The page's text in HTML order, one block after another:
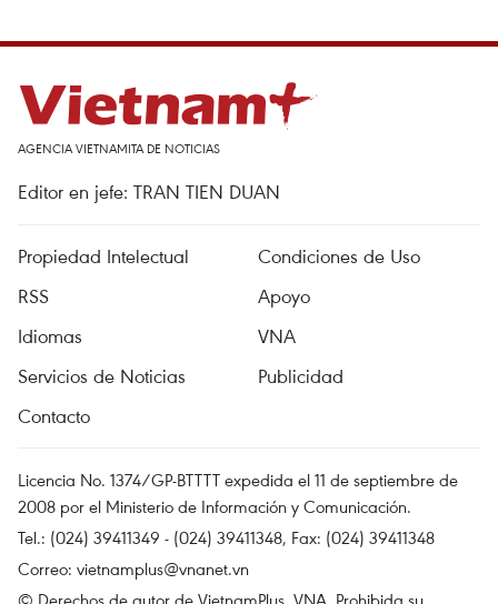
AGENCIA VIETNAMITA DE NOTICIAS
Editor en jefe: TRAN TIEN DUAN
Propiedad Intelectual
Condiciones de Uso
RSS
Apoyo
Idiomas
VNA
Servicios de Noticias
Publicidad
Contacto
Licencia No. 1374/GP-BTTTT expedida el 11 de septiembre de
2008 por el Ministerio de Información y Comunicación.
Tel.: (024) 39411349 - (024) 39411348, Fax: (024) 39411348
Correo: vietnamplus@vnanet.vn
© Derechos de autor de VietnamPlus, VNA. Prohibida su